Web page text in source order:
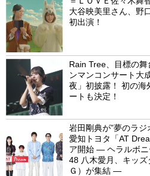
大谷映美里さん、野
初出演！
Rain Tree、目標の
ンマンコンサート大
夜」初披露！ 初の海
ートも決定！
岩田剛典が”夢のラジ
愛知トヨタ「AT
ア開始 ― ヘラルボニ
48 八木愛月、キッズ
Ｇ）が集結 ―